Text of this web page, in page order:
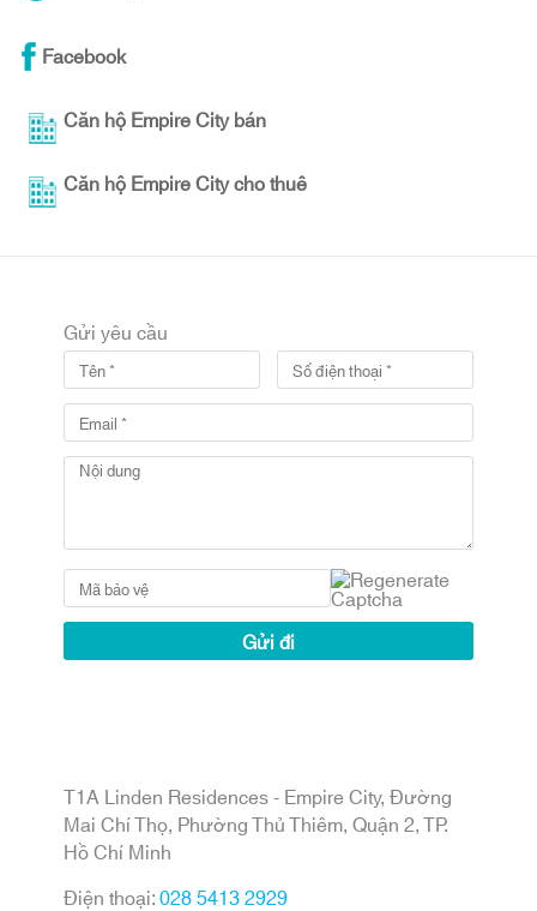
Facebook
Căn hộ Empire City bán
Căn hộ Empire City cho thuê
Gửi yêu cầu
T1A Linden Residences - Empire City, Đường
Mai Chí Thọ, Phường Thủ Thiêm, Quận 2, TP.
Hồ Chí Minh
Điện thoại:028 5413 2929